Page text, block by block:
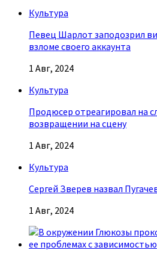
Культура
Певец Шарлот заподозрил
взломе своего аккаунта
1 Авг, 2024
Культура
Продюсер отреагировал на
возвращении на сцену
1 Авг, 2024
Культура
Сергей Зверев назвал
1 Авг, 2024